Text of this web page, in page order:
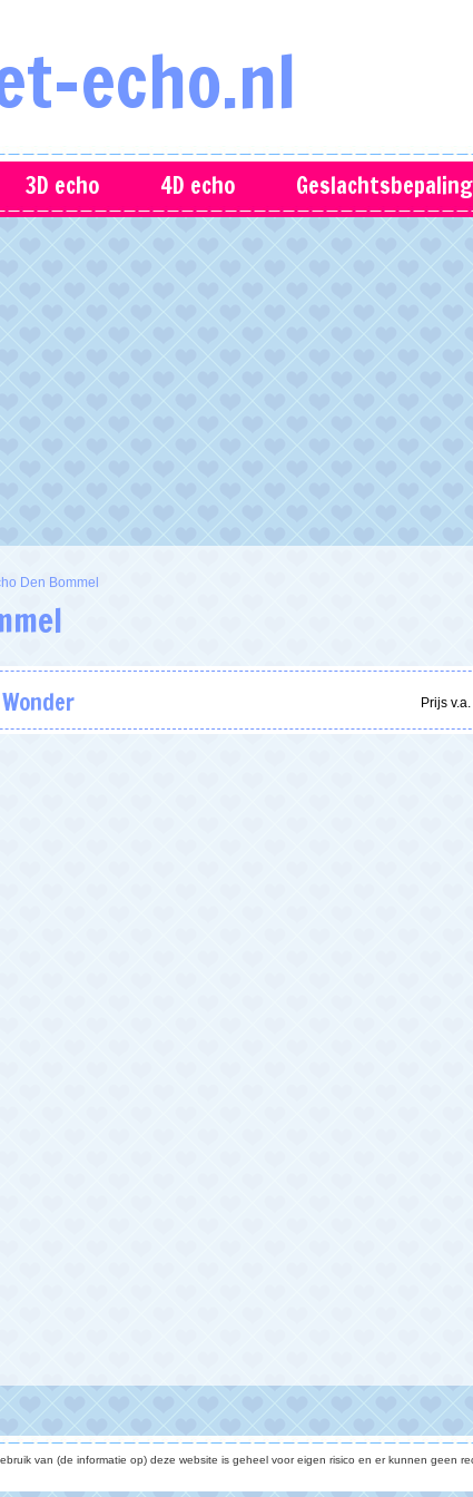
echo.nl
3D echo 4D echo Geslachtsbepaling
Den Bommel
Prijs v.a.
van (de informatie op) deze website is geheel voor eigen risico en er kunnen geen